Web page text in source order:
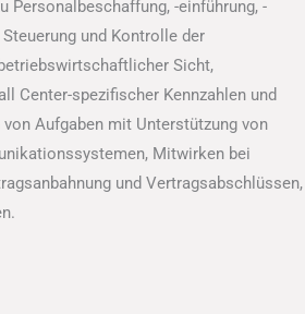
Personalbeschaffung, -einführung, -
und Kontrolle der
Sicht,
Center-spezifischer Kennzahlen und
Aufgaben mit Unterstützung von
Mitwirken bei
und Vertragsabschlüssen,